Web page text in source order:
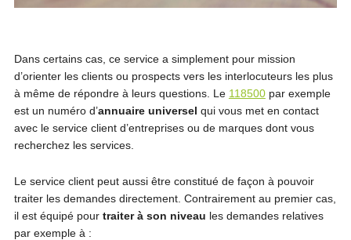
Dans certains cas, ce service a simplement pour mission
d’orienter les clients ou prospects vers les interlocuteurs les plus
à même de répondre à leurs questions. Le 118500par exemple
est un numéro d’annuaire universel qui vous met en contact
avec le service client d’entreprises ou de marques dont vous
recherchez les services.
Le service client peut aussi être constitué de façon à pouvoir
traiter les demandes directement. Contrairement au premier cas,
il est équipé pour traiter à son niveau les demandes relatives
par exemple à :